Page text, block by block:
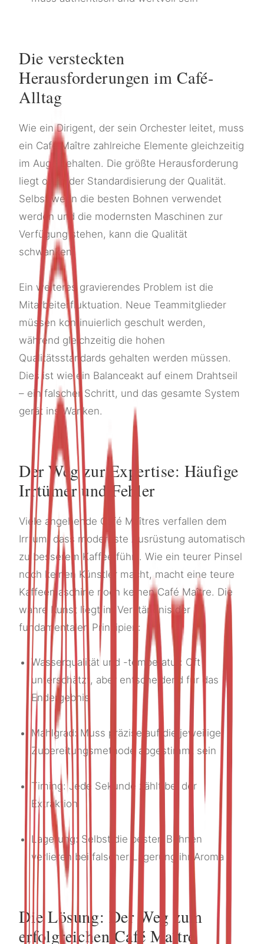
Die versteckten
Herausforderungen im Café-
Alltag
Wie ein Dirigent, der sein Orchester leitet, muss
ein Café Maître zahlreiche Elemente gleichzeitig
im Auge behalten. Die größte Herausforderung
liegt oft in der Standardisierung der Qualität.
Selbst wenn die besten Bohnen verwendet
werden und die modernsten Maschinen zur
Verfügung stehen, kann die Qualität
schwanken.
Ein weiteres gravierendes Problem ist die
Mitarbeiterfluktuation. Neue Teammitglieder
müssen kontinuierlich geschult werden,
während gleichzeitig die hohen
Qualitätsstandards gehalten werden müssen.
Dies ist wie ein Balanceakt auf einem Drahtseil
– ein falscher Schritt, und das gesamte System
gerät ins Wanken.
Der Weg zur Expertise: Häufige
Irrtümer und Fehler
Viele angehende Café Maîtres verfallen dem
Irrtum, dass modernste Ausrüstung automatisch
zu besserem Kaffee führt. Wie ein teurer Pinsel
noch keinen Künstler macht, macht eine teure
Kaffeemaschine noch keinen Café Maître. Die
wahre Kunst liegt im Verständnis der
fundamentalen Prinzipien:
Wasserqualität und -temperatur: Oft
unterschätzt, aber entscheidend für das
Endergebnis
Mahlgrad: Muss präzise auf die jeweilige
Zubereitungsmethode abgestimmt sein
Timing: Jede Sekunde zählt bei der
Extraktion
Lagerung: Selbst die besten Bohnen
verlieren bei falscher Lagerung ihr Aroma
Die Lösung: Der Weg zum
erfolgreichen Café Maître